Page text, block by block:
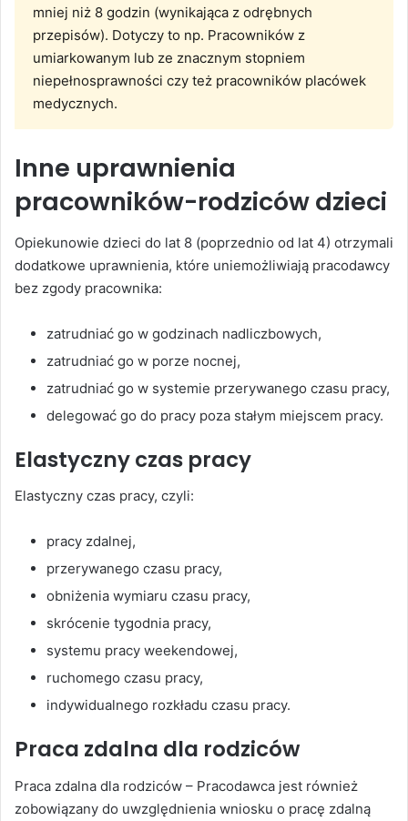
mniej niż 8 godzin (wynikająca z odrębnych
przepisów). Dotyczy to np. Pracowników z
umiarkowanym lub ze znacznym stopniem
niepełnosprawności czy też pracowników placówek
medycznych.
Inne uprawnienia
pracowników-rodziców dzieci
Opiekunowie dzieci do lat 8 (poprzednio od lat 4) otrzymali
dodatkowe uprawnienia, które uniemożliwiają pracodawcy
bez zgody pracownika:
zatrudniać go w godzinach nadliczbowych,
zatrudniać go w porze nocnej,
zatrudniać go w systemie przerywanego czasu pracy,
delegować go do pracy poza stałym miejscem pracy.
Elastyczny czas pracy
Elastyczny czas pracy, czyli:
pracy zdalnej,
przerywanego czasu pracy,
obniżenia wymiaru czasu pracy,
skrócenie tygodnia pracy,
systemu pracy weekendowej,
ruchomego czasu pracy,
indywidualnego rozkładu czasu pracy.
Praca zdalna dla rodziców
Praca zdalna dla rodziców – Pracodawca jest również
zobowiązany do uwzględnienia wniosku o pracę zdalną